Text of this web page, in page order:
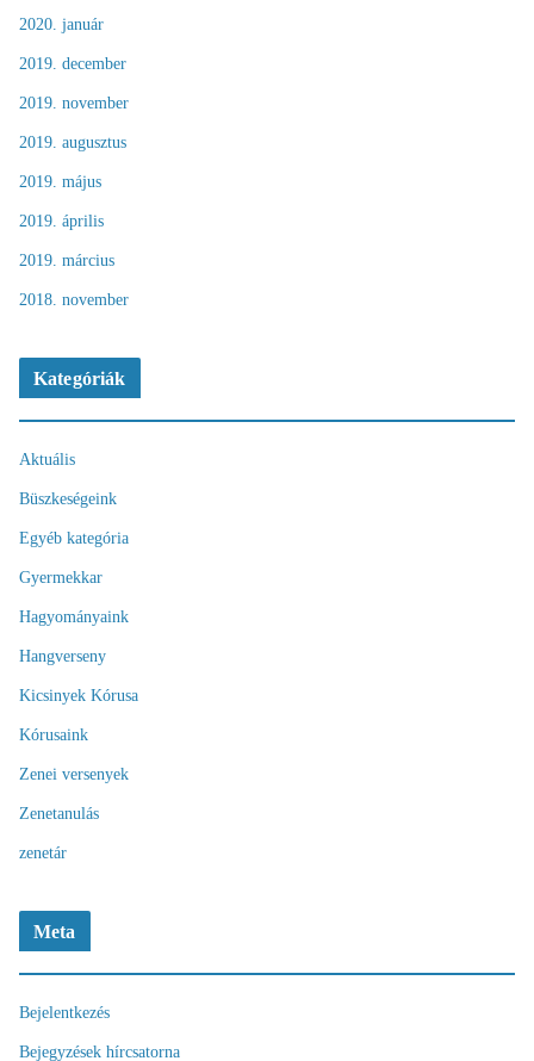
2020. január
2019. december
2019. november
2019. augusztus
2019. május
2019. április
2019. március
2018. november
Kategóriák
Aktuális
Büszkeségeink
Egyéb kategória
Gyermekkar
Hagyományaink
Hangverseny
Kicsinyek Kórusa
Kórusaink
Zenei versenyek
Zenetanulás
zenetár
Meta
Bejelentkezés
Bejegyzések hírcsatorna